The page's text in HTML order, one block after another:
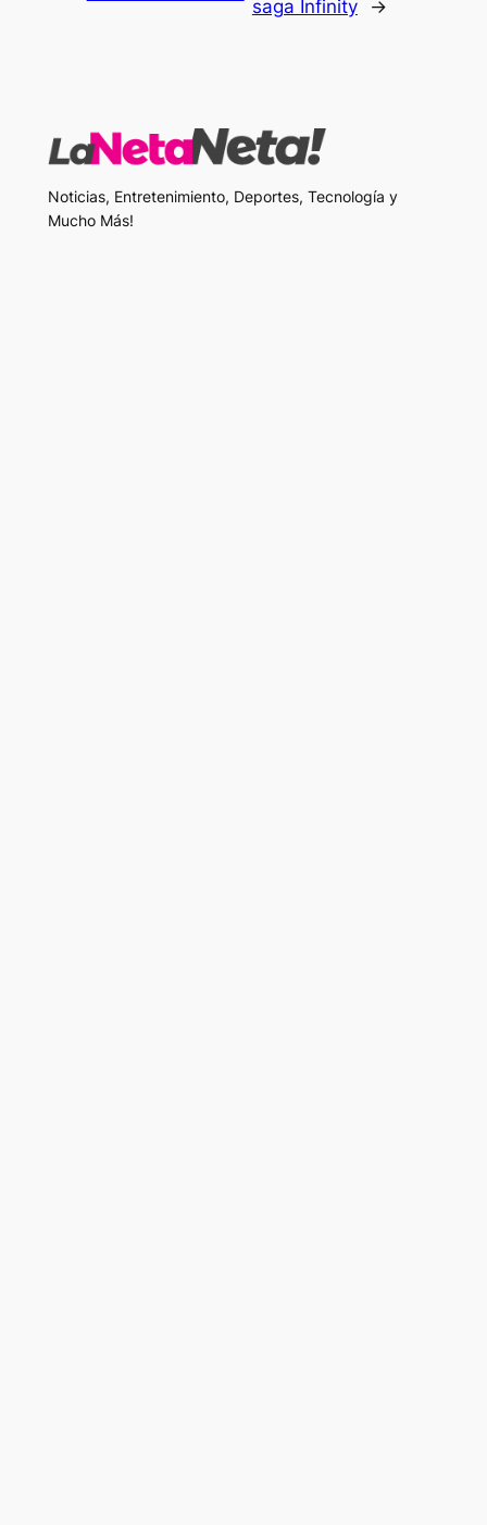
saga Infinity →
Noticias, Entretenimiento, Deportes, Tecnología y
Mucho Más!